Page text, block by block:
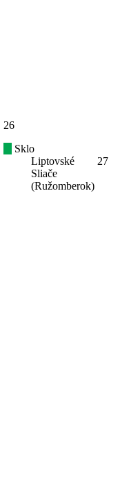
26
Sklo
Liptovské
Sliače
(Ružomberok)
27